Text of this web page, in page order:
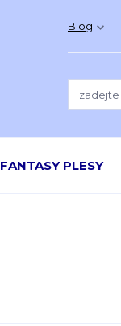
Blog
FANTASY PLESY